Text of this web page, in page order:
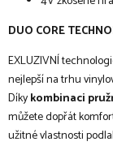
DUO CORE
EXLUZIVNÍ
nejlepší na trhu
Díkykombinaci
můžete dopřát
užitné vlastnosti